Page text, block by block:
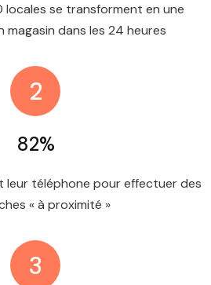
locales se transforment en une
magasin dans les 24 heures
2
82%
leur téléphone pour effectuer des
« à proximité »
3